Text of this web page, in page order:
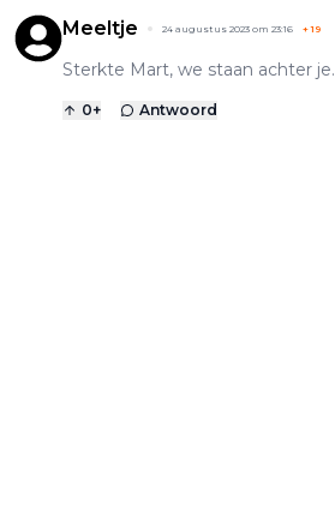
Meeltje 24 augustus 2023 om 23:16 +19
Sterkte Mart, we staan achter je.
0+ Antwoord